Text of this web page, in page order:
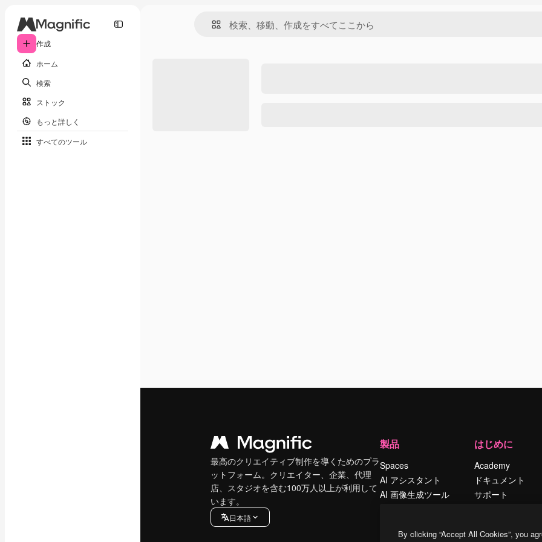
作成
ホーム
検索
ストック
もっと詳しく
すべてのツール
最高のクリエイティブ制作を導くためのプラ
ットフォーム。クリエイター、企業、代理
店、スタジオを含む100万人以上が利用して
います。
日本語
製品
Spaces
AI アシスタント
AI 画像生成ツール
ストックコンテン
はじめに
Academy
ドキュメント
サポート
シー
By clicking “Accept All Cookies”, you